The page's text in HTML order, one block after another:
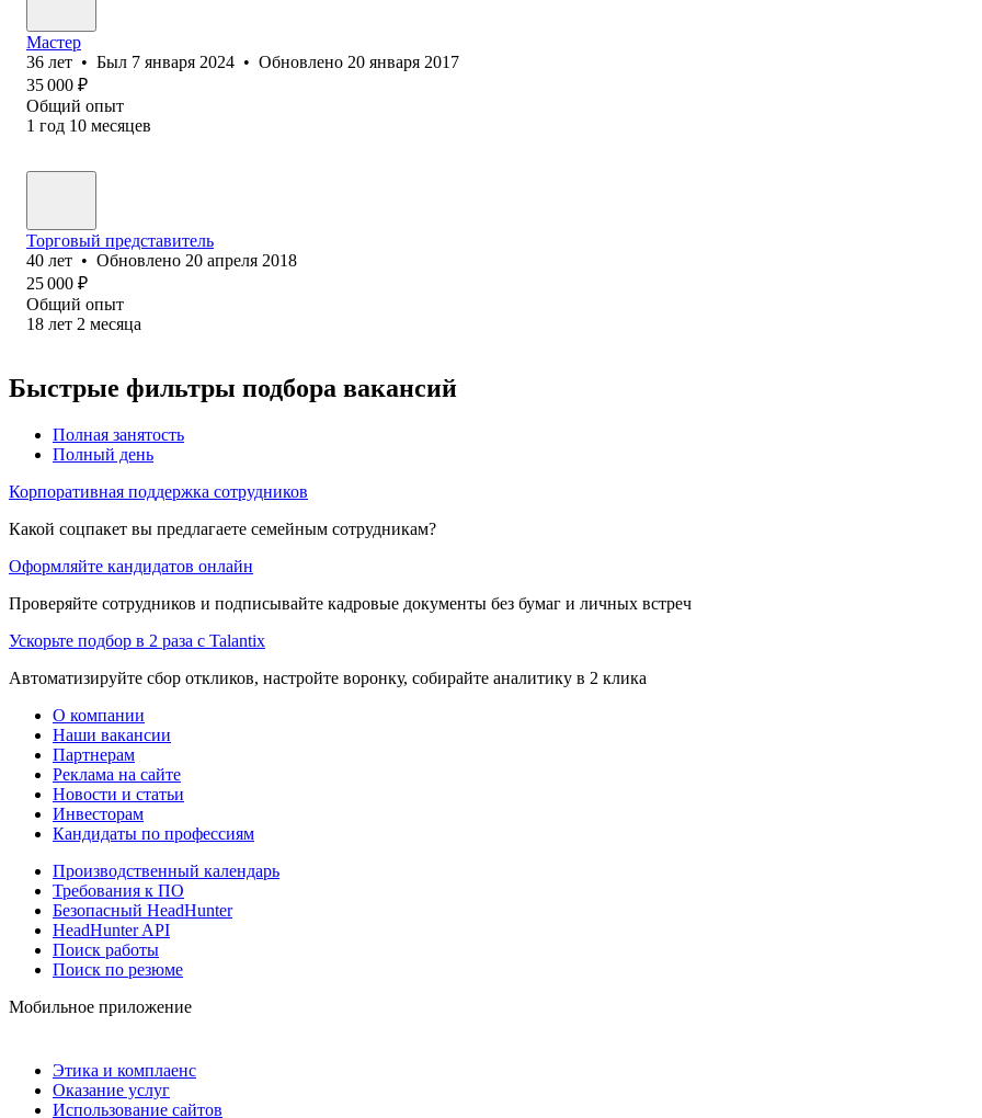
Мастер
36 лет • Был 7 января 2024 • Обновлено 20 января 2017
35 000 ₽
Общий опыт
1 год 10 месяцев
Торговый представитель
40 лет • Обновлено 20 апреля 2018
25 000 ₽
Общий опыт
18 лет 2 месяца
Быстрые фильтры подбора вакансий
Полная занятость
Полный день
Корпоративная поддержка сотрудников
Какой соцпакет вы предлагаете семейным сотрудникам?
Оформляйте кандидатов онлайн
Проверяйте сотрудников и подписывайте кадровые документы без бумаг и личных встреч
Ускорьте подбор в 2 раза с Talantix
Автоматизируйте сбор откликов, настройте воронку, собирайте аналитику в 2 клика
О компании
Наши вакансии
Партнерам
Реклама на сайте
Новости и статьи
Инвесторам
Кандидаты по профессиям
Производственный календарь
Требования к ПО
Безопасный HeadHunter
HeadHunter API
Поиск работы
Поиск по резюме
Мобильное приложение
Этика и комплаенс
Оказание услуг
Использование сайтов